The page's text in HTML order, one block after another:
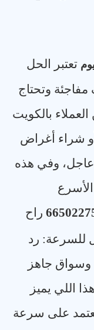
تعتبر الحل
مفاجئة وتحتاج
بالكويت
شراء أغراض
وفي هذه
الأسرع
راح
للسرعة: رد
وسواق جاهز
اللي يميز
تعتمد على سرعة